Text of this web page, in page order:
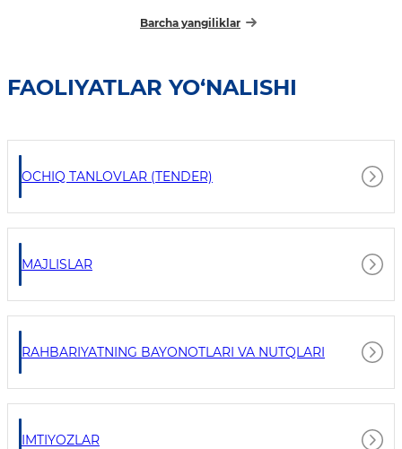
Barcha yangiliklar
FAOLIYATLAR YO‘NALISHI
OCHIQ TANLOVLAR (TENDER)
MAJLISLAR
RAHBARIYATNING BAYONOTLARI VA NUTQLARI
IMTIYOZLAR